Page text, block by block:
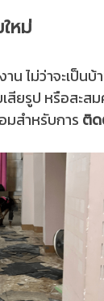
หม่
น ไม่ว่าจะเป็
เสียรูป หรือสะ
มสำหรับการ ติด